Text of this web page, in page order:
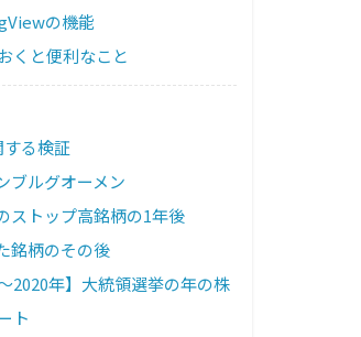
の機能
くと便利なこと
る検証
ブルグオーメン
ストップ高銘柄の1年後
銘柄のその後
～2020年】大統領選挙の年の株
ト